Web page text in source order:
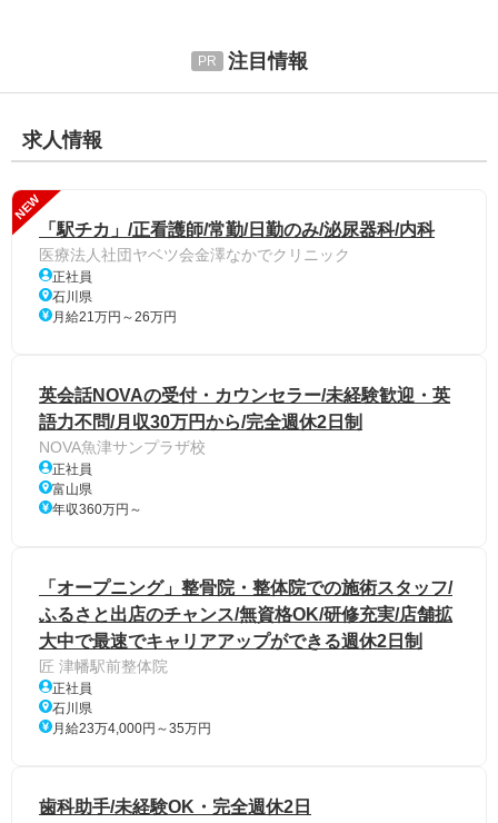
注目情報
求人情報
NEW
「駅チカ」/正看護師/常勤/日勤のみ/泌尿器科/内科
医療法人社団ヤベツ会金澤なかでクリニック
正社員
石川県
月給21万円～26万円
英会話NOVAの受付・カウンセラー/未経験歓迎・英
語力不問/月収30万円から/完全週休2日制
NOVA魚津サンプラザ校
正社員
富山県
年収360万円～
「オープニング」整骨院・整体院での施術スタッフ/
ふるさと出店のチャンス/無資格OK/研修充実/店舗拡
大中で最速でキャリアアップができる週休2日制
匠 津幡駅前整体院
正社員
石川県
月給23万4,000円～35万円
歯科助手/未経験OK・完全週休2日